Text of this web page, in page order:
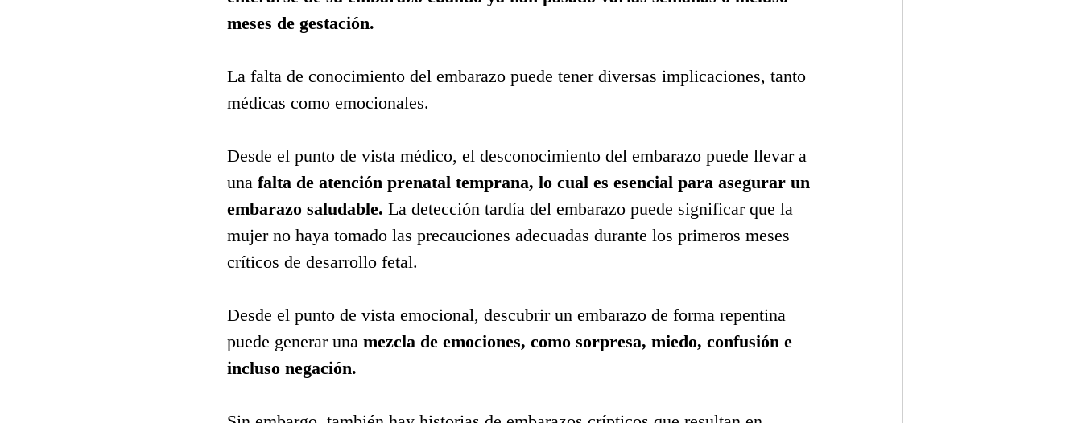
meses de gestación.
La falta de conocimiento del embarazo puede tener diversas implicaciones, tanto
médicas como emocionales.
Desde el punto de vista médico, el desconocimiento del embarazo puede llevar a
una falta de atención prenatal temprana, lo cual es esencial para asegurar un
embarazo saludable. La detección tardía del embarazo puede significar que la
mujer no haya tomado las precauciones adecuadas durante los primeros meses
críticos de desarrollo fetal.
Desde el punto de vista emocional, descubrir un embarazo de forma repentina
puede generar una mezcla de emociones, como sorpresa, miedo, confusión e
incluso negación.